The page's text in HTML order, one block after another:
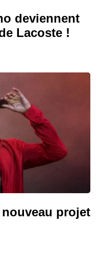
deviennent
Lacoste !
projet